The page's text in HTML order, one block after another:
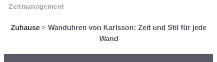
Zeitmanagement
Zuhause > Wanduhren von Karlsson: Zeit und Stil für jede
Wand